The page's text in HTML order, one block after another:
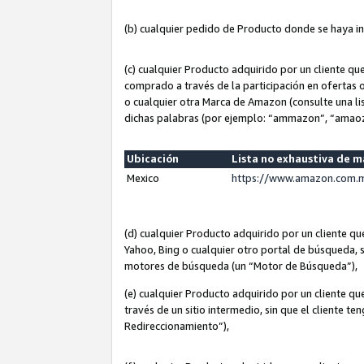
(b) cualquier pedido de Producto donde se haya
(c) cualquier Producto adquirido por un cliente
comprado a través de la participación en ofertas
o cualquier otra Marca de Amazon (consulte una
dichas palabras (por ejemplo: “ammazon”,
Ubicación
Lista no exhaustiva de
Mexico
https://
(d) cualquier Producto adquirido por un cliente
Yahoo, Bing o cualquier otro portal de
motores de búsqueda (un “Motor de Búsqueda”),
(e) cualquier Producto adquirido por un cliente
través de un sitio intermedio, sin que el cliente
Redireccionamiento”),